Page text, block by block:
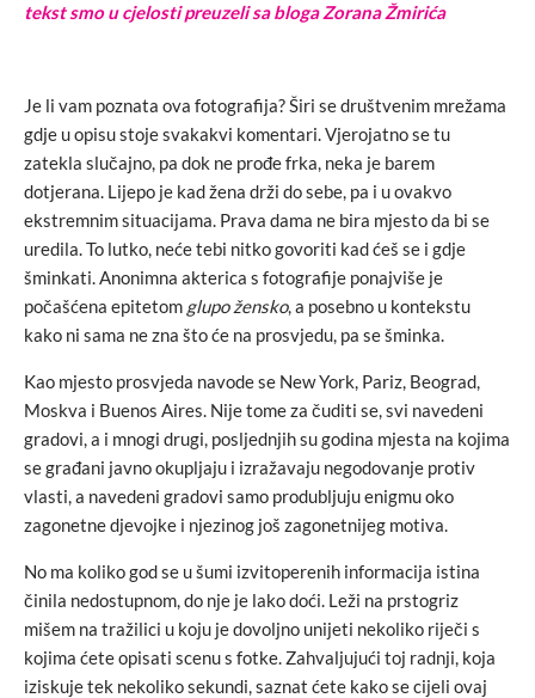
tekst smo u cjelosti preuzeli sa bloga Zorana Žmirića
Je li vam poznata ova fotografija? Širi se društvenim mrežama
gdje u opisu stoje svakakvi komentari. Vjerojatno se tu
zatekla slučajno, pa dok ne prođe frka, neka je barem
dotjerana. Lijepo je kad žena drži do sebe, pa i u ovakvo
ekstremnim situacijama. Prava dama ne bira mjesto da bi se
uredila. To lutko, neće tebi nitko govoriti kad ćeš se i gdje
šminkati. Anonimna akterica s fotografije ponajviše je
počašćena epitetom glupo žensko, a posebno u kontekstu
kako ni sama ne zna što će na prosvjedu, pa se šminka.
Kao mjesto prosvjeda navode se New York, Pariz, Beograd,
Moskva i Buenos Aires. Nije tome za čuditi se, svi navedeni
gradovi, a i mnogi drugi, posljednjih su godina mjesta na kojima
se građani javno okupljaju i izražavaju negodovanje protiv
vlasti, a navedeni gradovi samo produbljuju enigmu oko
zagonetne djevojke i njezinog još zagonetnijeg motiva.
No ma koliko god se u šumi izvitoperenih informacija istina
činila nedostupnom, do nje je lako doći. Leži na prstogriz
mišem na tražilici u koju je dovoljno unijeti nekoliko riječi s
kojima ćete opisati scenu s fotke. Zahvaljujući toj radnji, koja
iziskuje tek nekoliko sekundi, saznat ćete kako se cijeli ovaj